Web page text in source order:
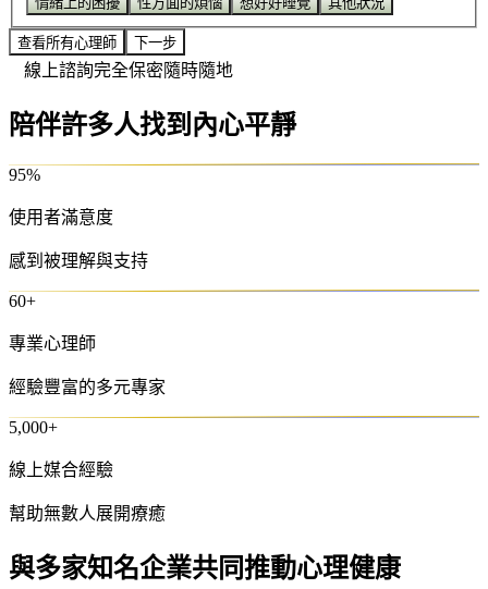
查看所有心理師 下一步
線上諮詢完全保密隨時隨地
陪伴許多人找到內心平靜
95%
使用者滿意度
感到被理解與支持
60+
專業心理師
經驗豐富的多元專家
5,000+
線上媒合經驗
幫助無數人展開療癒
與多家知名企業共同推動心理健康